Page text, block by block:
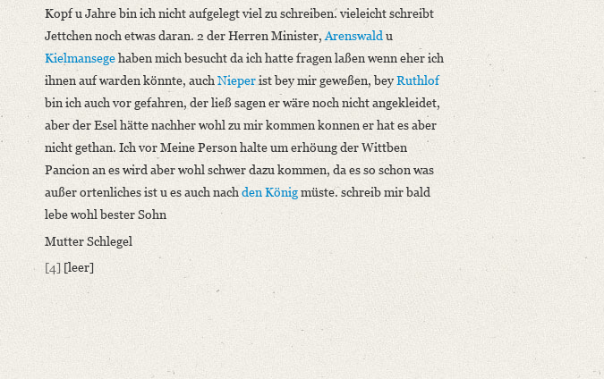
Kopf u Jahre bin ich nicht aufgelegt viel zu schreiben. vieleicht schreibt
Jettchen noch etwas daran. 2 der Herren Minister,Arenswaldu
Kielmansegehaben mich besucht da ich hatte fragen laßen wenn eher ich
ihnen auf warden könnte, auchNieperist bey mir geweßen, beyRuthlof
bin ich auch vor gefahren, der ließ sagen er wäre noch nicht angekleidet,
aber der Esel hätte nachher wohl zu mir kommen konnen er hat es aber
nicht gethan. Ich vor Meine Person halte um erhöung der Wittben
Pancion an es wird aber wohl schwer dazu kommen, da es so schon was
außer ortenliches ist u es auch nachden Königmüste. schreib mir bald
lebe wohl bester Sohn
Mutter Schlegel
[4] [leer]